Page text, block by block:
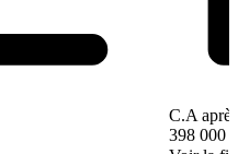
C.A
398 000 €